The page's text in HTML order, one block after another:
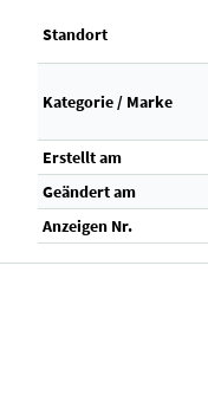
Standort
Kategorie / Marke
Erstellt am
Geändert am
Anzeigen Nr.